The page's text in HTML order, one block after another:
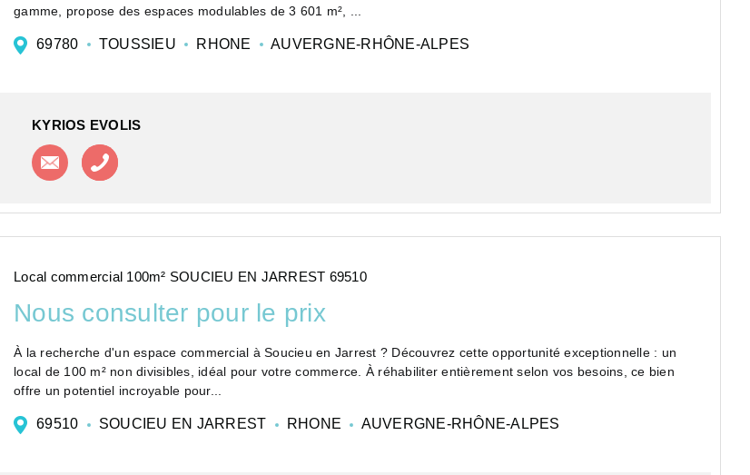
gamme, propose des espaces modulables de 3 601 m², ...
69780 TOUSSIEU RHONE AUVERGNE-RHÔNE-ALPES
KYRIOS EVOLIS
Contacter l'agence
Local commercial 100m² SOUCIEU EN JARREST 69510
Nous consulter pour le prix
À la recherche d'un espace commercial à Soucieu en Jarrest ? Découvrez cette opportunité exceptionnelle : un
local de 100 m² non divisibles, idéal pour votre commerce. À réhabiliter entièrement selon vos besoins, ce bien
offre un potentiel incroyable pour...
69510 SOUCIEU EN JARREST RHONE AUVERGNE-RHÔNE-ALPES